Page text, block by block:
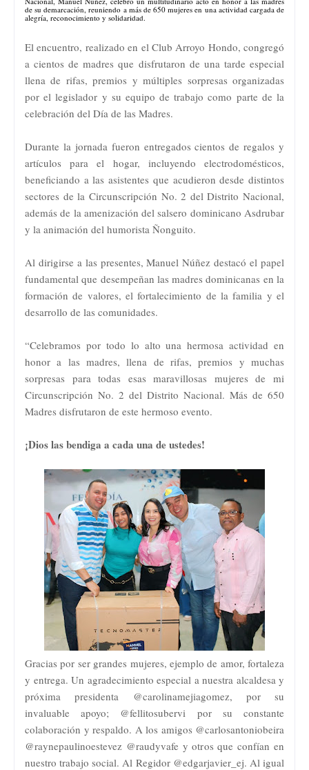
de su demarcación, reuniendo a más de 650 mujeres en una actividad cargada de
alegría, reconocimiento y solidaridad.
El encuentro, realizado en el Club Arroyo Hondo, congregó
a cientos de madres que disfrutaron de una tarde especial
llena de rifas, premios y múltiples sorpresas organizadas
por el legislador y su equipo de trabajo como parte de la
celebración del Día de las Madres.
Durante la jornada fueron entregados cientos de regalos y
artículos para el hogar, incluyendo electrodomésticos,
beneficiando a las asistentes que acudieron desde distintos
sectores de la Circunscripción No. 2 del Distrito Nacional,
además de la amenización del salsero dominicano Asdrubar
y la animación del humorista Ñonguito.
Al dirigirse a las presentes, Manuel Núñez destacó el papel
fundamental que desempeñan las madres dominicanas en la
formación de valores, el fortalecimiento de la familia y el
desarrollo de las comunidades.
“Celebramos por todo lo alto una hermosa actividad en
honor a las madres, llena de rifas, premios y muchas
sorpresas para todas esas maravillosas mujeres de mi
Circunscripción No. 2 del Distrito Nacional. Más de 650
Madres disfrutaron de este hermoso evento.
¡Dios las bendiga a cada una de ustedes!
Gracias por ser grandes mujeres, ejemplo de amor, fortaleza
y entrega. Un agradecimiento especial a nuestra alcaldesa y
próxima presidenta @carolinamejiagomez, por su
invaluable apoyo; @fellitosubervi por su constante
colaboración y respaldo. A los amigos @carlosantoniobeira
@raynepaulinoestevez @raudyvafe y otros que confían en
nuestro trabajo social. Al Regidor @edgarjavier_ej. Al igual